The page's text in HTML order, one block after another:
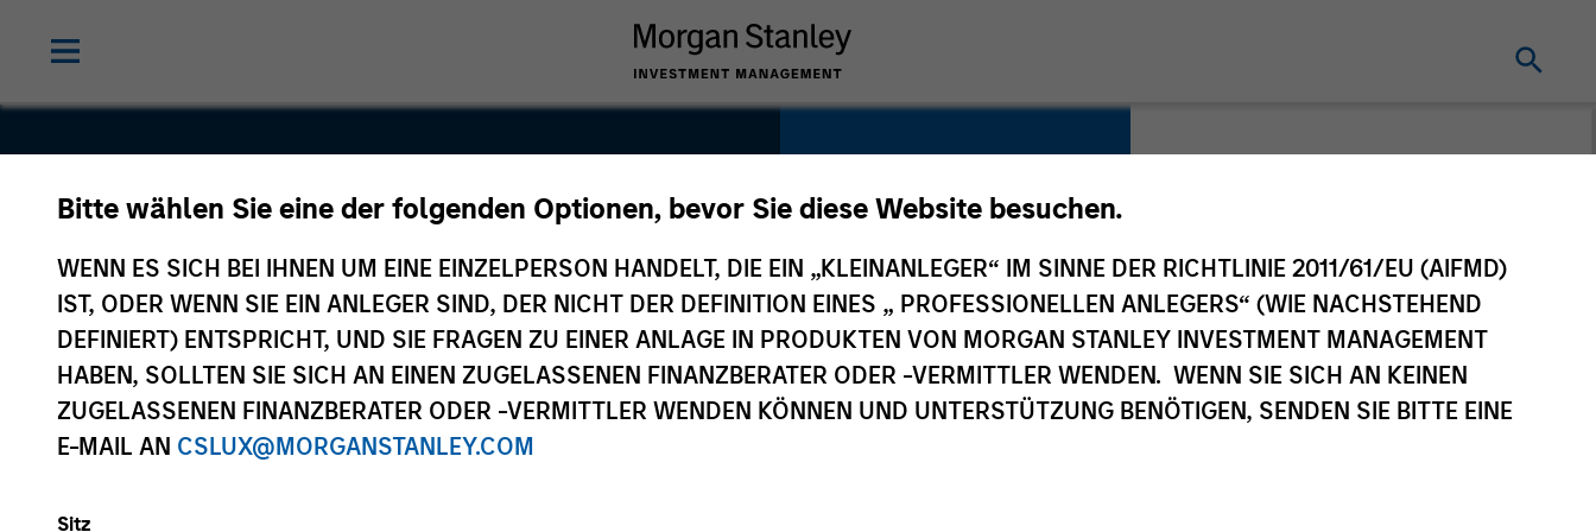
Bitte wählen Sie eine der folgenden Optionen, bevor Sie diese Website besuchen.
WENN ES SICH BEI IHNEN UM EINE EINZELPERSON HANDELT, DIE EIN „KLEINANLEGER“ IM SINNE DER RICHTLINIE 2011/61/EU (AIFMD)
IST, ODER WENN SIE EIN ANLEGER SIND, DER NICHT DER DEFINITION EINES „ PROFESSIONELLEN ANLEGERS“ (WIE NACHSTEHEND
DEFINIERT) ENTSPRICHT, UND SIE FRAGEN ZU EINER ANLAGE IN PRODUKTEN VON MORGAN STANLEY INVESTMENT MANAGEMENT
HABEN, SOLLTEN SIE SICH AN EINEN ZUGELASSENEN FINANZBERATER ODER -VERMITTLER WENDEN. WENN SIE SICH AN KEINEN
ZUGELASSENEN FINANZBERATER ODER -VERMITTLER WENDEN KÖNNEN UND UNTERSTÜTZUNG BENÖTIGEN, SENDEN SIE BITTE EINE
E-MAIL AN CSLUX@MORGANSTANLEY.COM
Sitz
Hanwha L&C
Industrials
South Korea